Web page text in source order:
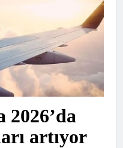
2026’da
artıyor